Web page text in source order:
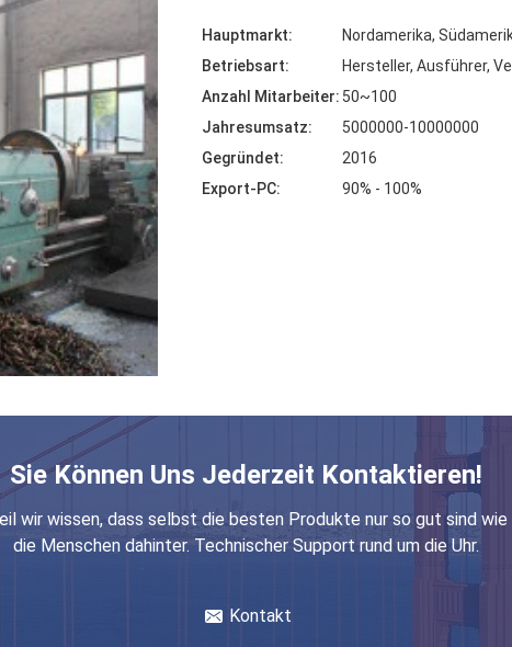
Hauptmarkt:
Nordamerika,
Betriebsart:
Hersteller, Ausführer,
Anzahl Mitarbeiter: 50~100
Jahresumsatz:
5000000-10000000
Gegründet:
2016
Export-PC:
90% - 100%
Sie Können Uns Jederzeit Kontaktieren!
wir wissen, dass selbst die besten Produkte nur so gut sind wie
die Menschen dahinter. Technischer Support rund um die Uhr.
Kontakt